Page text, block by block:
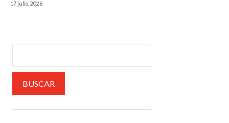
17 julio, 2026